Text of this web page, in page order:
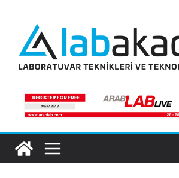
content